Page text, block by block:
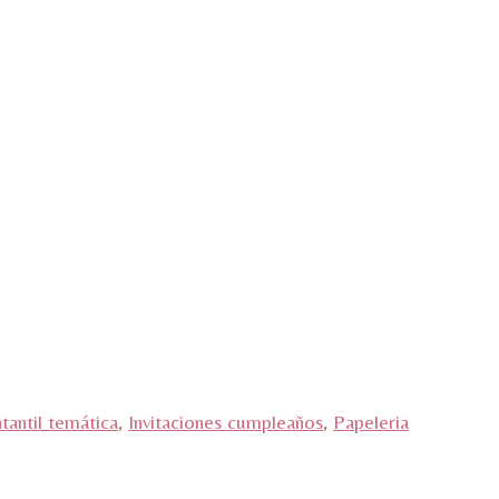
temática, Invitaciones cumpleaños, Papeleria